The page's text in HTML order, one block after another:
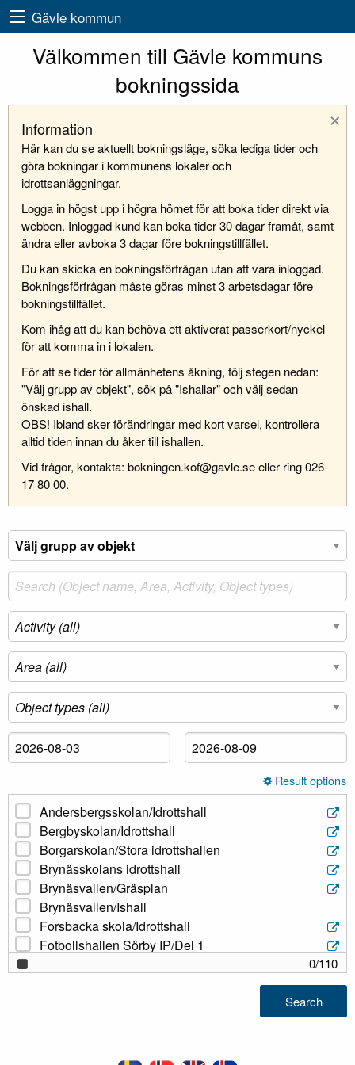
Gävle kommun
Välkommen till Gävle kommuns
bokningssida
×
Information
Här kan du se aktuellt bokningsläge, söka lediga tider och
göra bokningar i kommunens lokaler och
idrottsanläggningar.
Logga in högst upp i högra hörnet för att boka tider direkt via
webben. Inloggad kund kan boka tider 30 dagar framåt, samt
ändra eller avboka 3 dagar före bokningstillfället.
Du kan skicka en bokningsförfrågan utan att vara inloggad.
Bokningsförfrågan måste göras minst 3 arbetsdagar före
bokningstillfället.
Kom ihåg att du kan behöva ett aktiverat passerkort/nyckel
för att komma in i lokalen.
För att se tider för allmänhetens åkning, följ stegen nedan:
"Välj grupp av objekt", sök på "Ishallar" och välj sedan
önskad ishall.
OBS! Ibland sker förändringar med kort varsel, kontrollera
alltid tiden innan du åker till ishallen.
Vid frågor, kontakta: bokningen.kof@gavle.se eller ring 026-
17 80 00.
Result options
Andersbergsskolan/Idrottshall
Bergbyskolan/Idrottshall
Borgarskolan/Stora idrottshallen
Brynässkolans idrottshall
Brynäsvallen/Gräsplan
Brynäsvallen/Ishall
Forsbacka skola/Idrottshall
Fotbollshallen Sörby IP/Del 1
Gavlehovshallen/Alfahallen
0/110
Search